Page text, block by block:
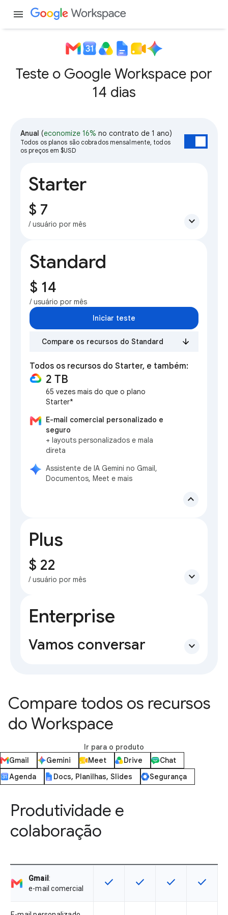
menu
Teste o Google Workspace por
14 dias
Anual (economize 16% no contrato de 1 ano)
Todos os planos são cobrados mensalmente, todos
os preços em $USD
Starter
$ 7
/ usuário por mês expand_more
Standard
$ 14
/ usuário por mês
Iniciar teste
Compare os recursos do Standard
Todos os recursos do Starter, e também:
2 TB
65 vezes mais do que o plano
Starter*
E-mail comercial personalizado e
seguro
+ layouts personalizados e mala
direta
Assistente de IA Gemini no Gmail,
Documentos, Meet e mais
expand_less
Plus
$ 22
/ usuário por mês expand_more
Enterprise
Vamos conversar expand_more
Compare todos os recursos
do Workspace
Ir para o produto
Gmail
Gemini Meet Drive
Chat
Agenda
Docs, Planilhas, Slides Segurança
Produtividade e
colaboração
Gmail :
e-mail comercial
Este recurso está disponível para
check Este recurso está
check Este recurso
check Este
check